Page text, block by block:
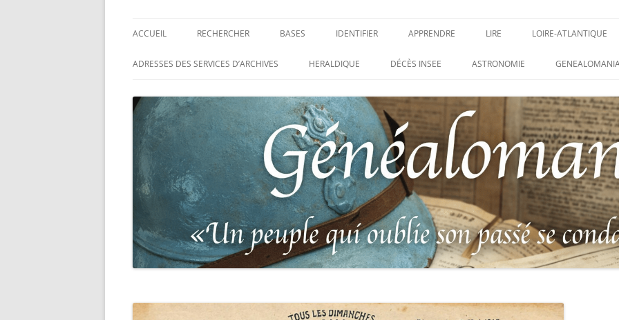
ACCUEIL RECHERCHER
RECHERCHER UN SOLDAT
RECHERCHER UNE CARTE DE
COMBATTANT
RECHERCHER UN RÉSISTANT
RECHERCHER UN PRISONNIER DE
GUERRE
RECHERCHER UNE VICTIME DES
PERSÉCUTIONS NAZIS
RECHERCHER UN SOLDAT
RECHERCHER UN SOLDAT
BASES
BASE DES CONDAMNATIONS À
BASE DES HISTORIQUES
RÉGIMENTAIRES
BASE DE RECHERCHE DES
TABLEAUX D’HONNEUR DE
L’ILLUSTRATION, VÉRITABLE LIVRE
D’OR, RÉUNISSANT LES PORTRAITS
DES PLUS HÉROÏQUES SOLDATS
DE 1914-1918
BASE DES DISPARUS DU JOURNAL
PHARE DE LA LOIRE – « HOMMAGE
IDENTIFIER
INSIGNES, ATTRIBUTS ET GRADES
IDENTIFIER UNE PATTE DE COLLET
(INSIGNE DE COL)
IDENTIFIER UNE MÉDAILLE OU
DÉCORATION
LEXIQUE DES ABRÉVIATIONS
MILITAIRES
CATALOGUES DES OBLITÉRATIONS
MILITAIRES FRANÇAISES 1914-1918
APPRENDRE
APPRENDRE
LIRE
LIRE
LOIRE-ATLANTIQUE
LES ENFANTS DU
CARRÉ MILITAIRE
CLION-SUR-MER
LES SOLDATS
N°65 – LE CLION-
LE CLION-SUR-MER :
AUX MORTS VIRTUEL
FRANCO-ALLEMANDE
1871
ADRESSES DES SERVICES D’ARCHIVES HERALDIQUE DÉCÈS INSEE ASTRONOMIE